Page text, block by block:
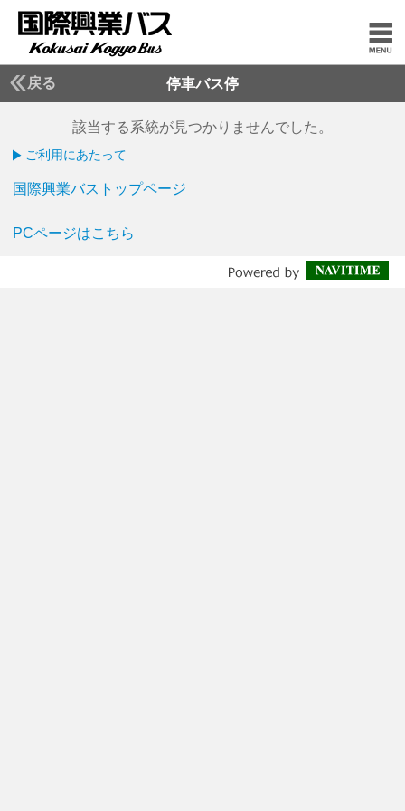
戻る 停車バス停
該当する系統が見つかりませんでした。
ご利用にあたって
国際興業バストップページ
PCページはこちら